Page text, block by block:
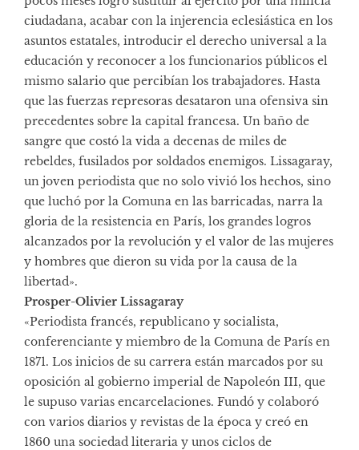
ciudadana, acabar con la injerencia eclesiástica en los
asuntos estatales, introducir el derecho universal a la
educación y reconocer a los funcionarios públicos el
mismo salario que percibían los trabajadores. Hasta
que las fuerzas represoras desataron una ofensiva sin
precedentes sobre la capital francesa. Un baño de
sangre que costó la vida a decenas de miles de
rebeldes, fusilados por soldados enemigos. Lissagaray,
un joven periodista que no solo vivió los hechos, sino
que luchó por la Comuna en las barricadas, narra la
gloria de la resistencia en París, los grandes logros
alcanzados por la revolución y el valor de las mujeres
y hombres que dieron su vida por la causa de la
libertad».
Prosper-Olivier Lissagaray
«Periodista francés, republicano y socialista,
conferenciante y miembro de la Comuna de París en
1871. Los inicios de su carrera están marcados por su
oposición al gobierno imperial de Napoleón III, que
le supuso varias encarcelaciones. Fundó y colaboró
con varios diarios y revistas de la época y creó en
1860 una sociedad literaria y unos ciclos de